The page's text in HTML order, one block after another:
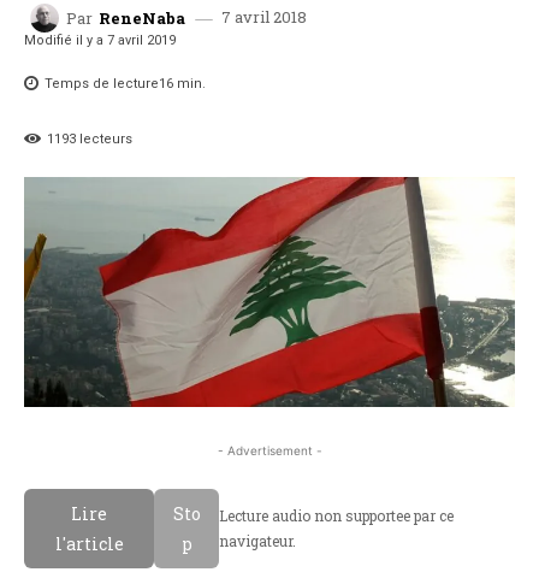
Par ReneNaba 7 avril 2018
Modifié il y a 7 avril 2019
Temps de lecture16 min.
1193 lecteurs
- Advertisement -
Lire
l'article
Sto
p
Lecture audio non supportee par ce
navigateur.